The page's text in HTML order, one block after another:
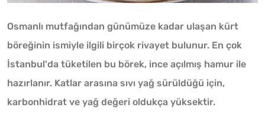
Osmanlı mutfağından günümüze kadar ulaşan kürt
böreğinin ismiyle ilgili birçok rivayet bulunur. En çok
İstanbul'da tüketilen bu börek, ince açılmış hamur ile
hazırlanır. Katlar arasına sıvı yağ sürüldüğü için,
karbonhidrat ve yağ değeri oldukça yüksektir.